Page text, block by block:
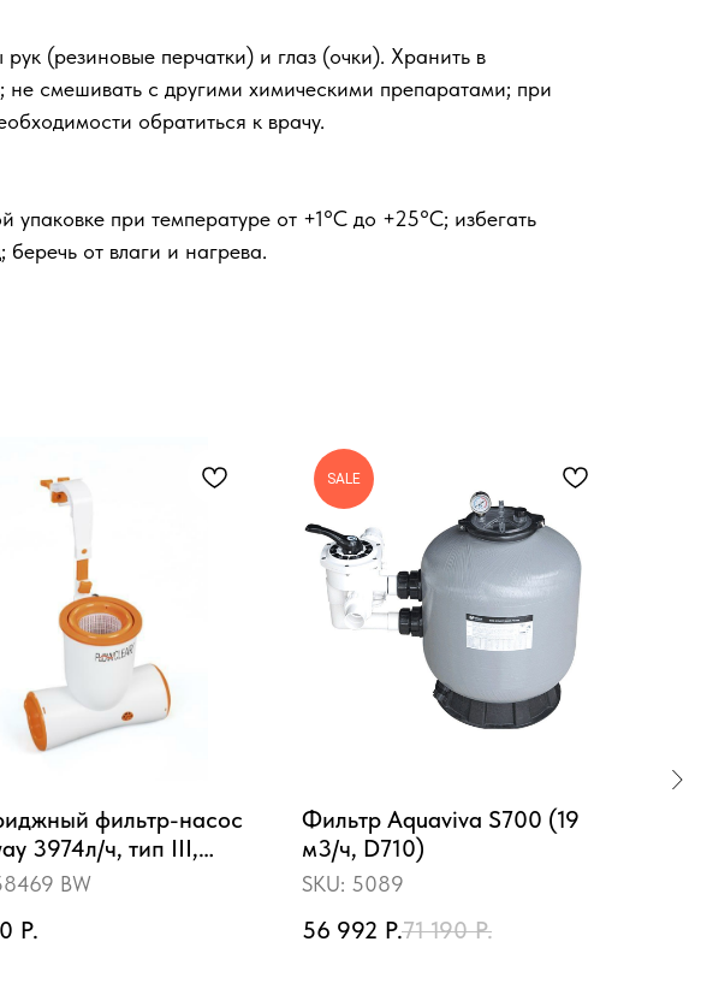
(резиновые перчатки) и глаз (очки). Хранить в
не смешивать с другими химическими препаратами; при
обратиться к врачу.
при температуре от +1°С до +25°С; избегать
от влаги и нагрева.
фильтр-насос
3974л/ч, тип III,
со скиммером,
BW
Р.
SALE
Фильтр Aquaviva S700 (19
м3/ч, D710)
SKU: 5089
56 992 Р.71 190 Р.